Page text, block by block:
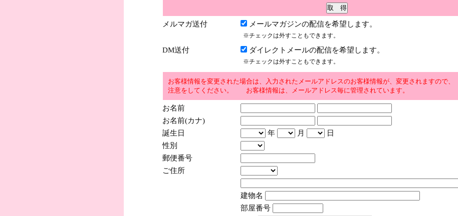
メルマガ送付 メールマガジンの配信を希望します。
※チェックは外すこともできます。
DM送付 ダイレクトメールの配信を希望します。
※チェックは外すこともできます。
お客様情報を変更された場合は、入力されたメールアドレスのお客様情報が、変更されますので、
注意をしてください。 お客様情報は、メールアドレス毎に管理されています。
お名前
お名前(カナ)
誕生日
年 月
日
性別
郵便番号
ご住所
建物名
部屋番号